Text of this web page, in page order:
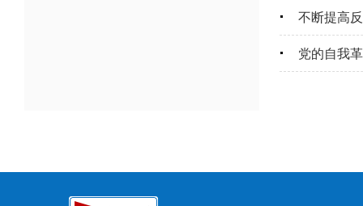
不断提高
党的自我